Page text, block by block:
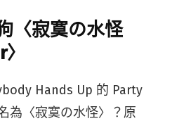
〈寂寞の水怪
Hands Up 的 Party
為〈寂寞の水怪〉？原